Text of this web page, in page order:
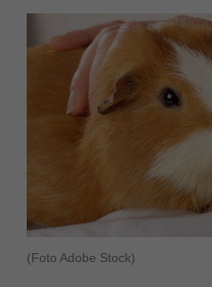
(Foto Adobe Stock)